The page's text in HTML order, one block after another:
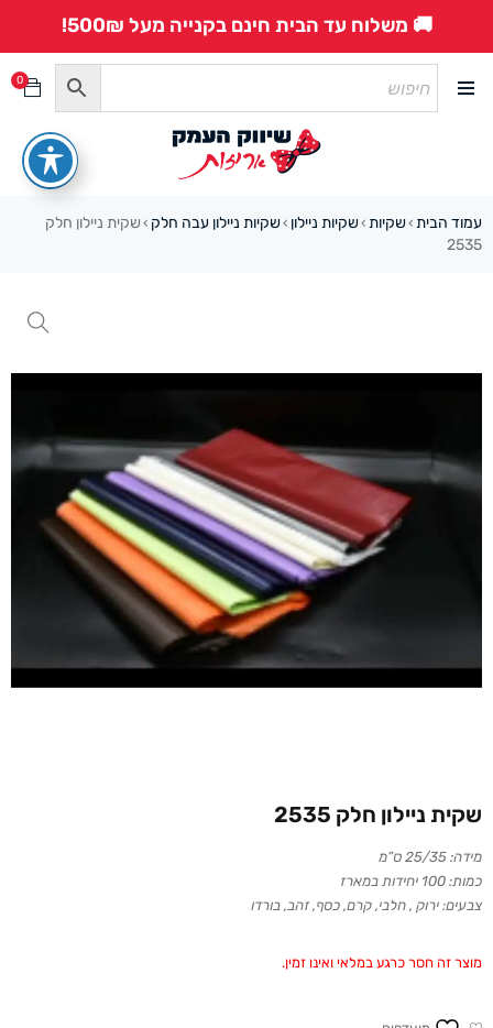
🚚 משלוח עד הבית חינם בקנייה מעל 500₪!
0
עמוד הבית ›שקיות ›שקיות ניילון ›שקיות ניילון עבה חלק › שקית ניילון חלק
2535
שקית ניילון חלק 2535
מידה: 25/35 ס”מ
כמות: 100 יחידות במארז
צבעים: ירוק , חלבי, קרם, כסף, זהב, בורדו
מוצר זה חסר כרגע במלאי ואינו זמין.